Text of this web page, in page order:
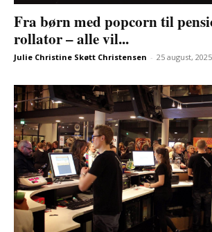
Fra børn med popcorn til
rollator – alle vil...
Julie Christine Skøtt Christensen - 25 august, 2025